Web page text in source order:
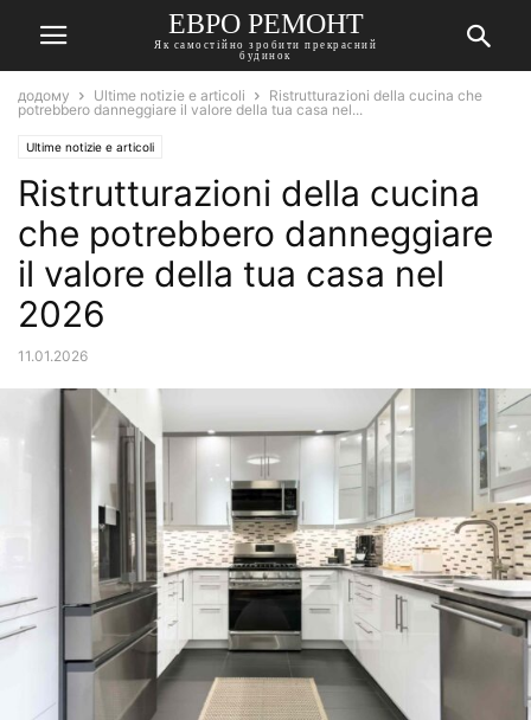
ЕВРО РЕМОНТ
Як самостійно зробити прекрасний
будинок
додому Ultime notizie e articoli
Ristrutturazioni della cucina che
potrebbero danneggiare il valore della tua casa nel...
Ultime notizie e articoli
Ristrutturazioni della cucina
che potrebbero danneggiare
il valore della tua casa nel
2026
11.01.2026